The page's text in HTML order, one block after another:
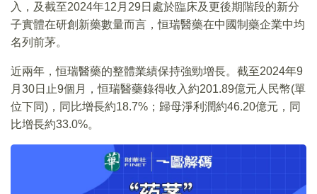
入，及截至2024年12月29日處於臨床及更後期階段的新分
子實體在研創新藥數量而言，恒瑞醫藥在中國制藥企業中均
名列前茅。
近兩年，恒瑞醫藥的整體業績保持強勁增長。截至2024年9
月30日止9個月，恒瑞醫藥錄得收入約201.89億元人民幣(單
位下同)，同比增長約18.7%；歸母淨利潤約46.20億元，同
比增長約33.0%。